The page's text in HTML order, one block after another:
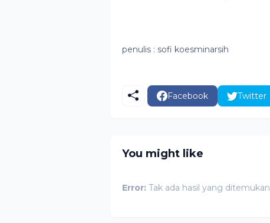
penulis : sofi koesminarsih
Facebook Twitter
You might like
Error: Tak ada hasil yang ditemukan